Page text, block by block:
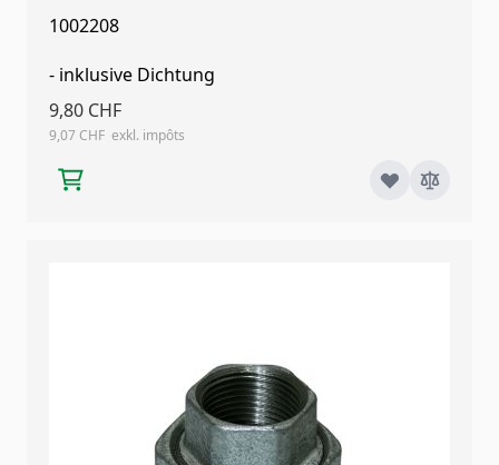
1002208
- inklusive Dichtung
9,80 CHF
9,07 CHF